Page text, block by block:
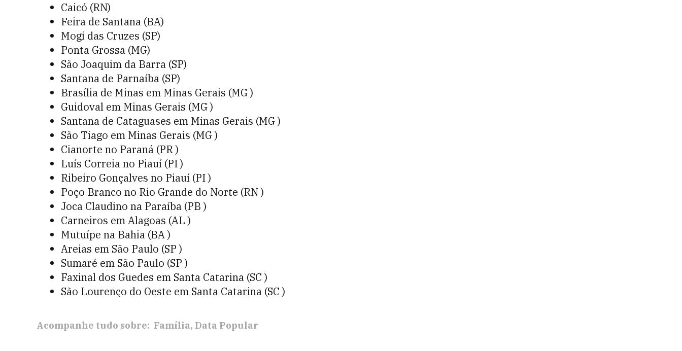
Caicó (RN)
Feira de Santana (BA)
Mogi das Cruzes (SP)
Ponta Grossa (MG)
São Joaquim da Barra (SP)
Santana de Parnaíba (SP)
Brasília de Minas em Minas Gerais (MG )
Guidoval em Minas Gerais (MG )
Santana de Cataguases em Minas Gerais (MG )
São Tiago em Minas Gerais (MG )
Cianorte no Paraná (PR )
Luís Correia no Piauí (PI )
Ribeiro Gonçalves no Piauí (PI )
Poço Branco no Rio Grande do Norte (RN )
Joca Claudino na Paraíba (PB )
Carneiros em Alagoas (AL )
Mutuípe na Bahia (BA )
Areias em São Paulo (SP )
Sumaré em São Paulo (SP )
Faxinal dos Guedes em Santa Catarina (SC )
São Lourenço do Oeste em Santa Catarina (SC )
Acompanhe tudo sobre: Família Data Popular